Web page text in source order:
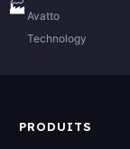
🏭 Avatto
Technology
PRODUITS